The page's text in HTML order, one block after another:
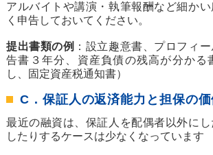
アルバイトや講演・執筆報酬など細か
く申告しておいてください。
提出書類の例 ：設立趣意書、プロフィ
告書３年分、資産負債の残高が分かる
し、固定資産税通知書）
C．保証人の返済能力と担保の価
最近の融資は、保証人を配偶者以外に
したりするケースは少なくなっています